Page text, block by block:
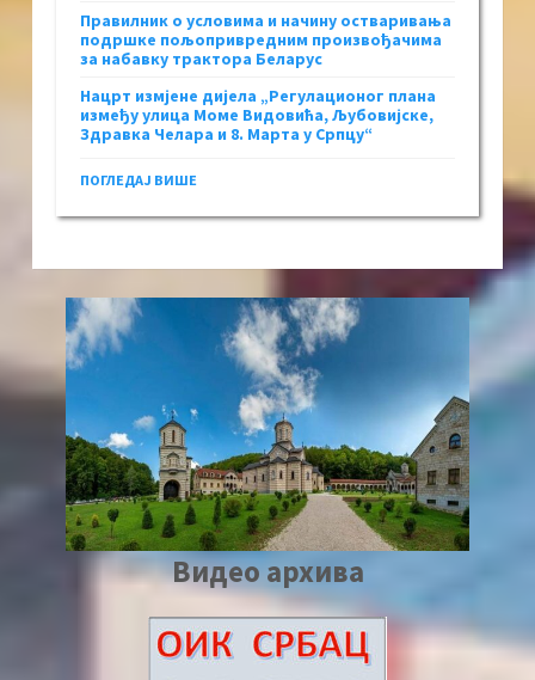
Правилник о условима и начину остваривања
подршке пољопривредним произвођачима
за набавку трактора Беларус
Нацрт измјене дијела „Регулационог плана
између улица Моме Видовића, Љубовијске,
Здравка Челара и 8. Марта у Српцу“
ПОГЛЕДАЈ ВИШЕ
Видео архива